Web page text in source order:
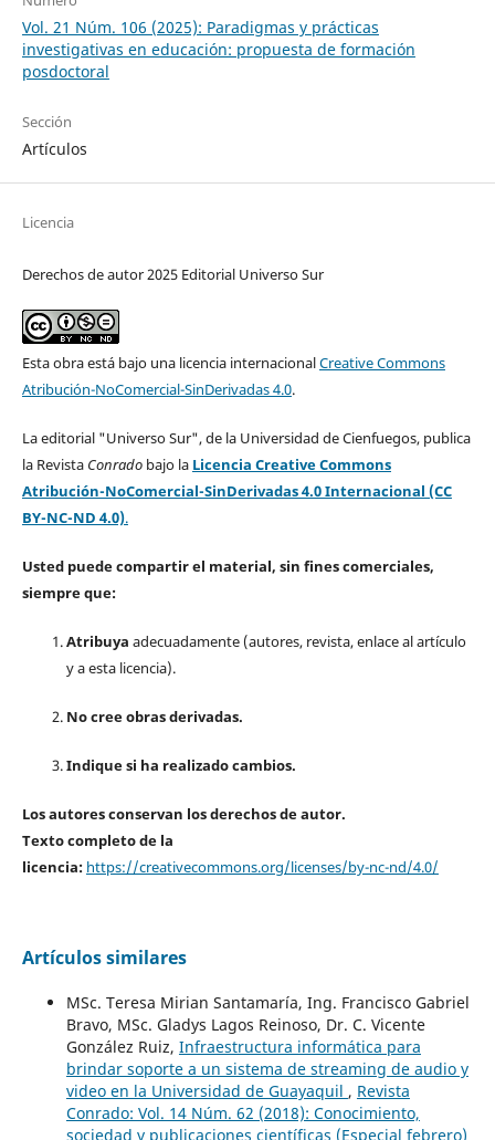
Vol. 21 Núm. 106 (2025): Paradigmas y prácticas
investigativas en educación: propuesta de formación
posdoctoral
Sección
Artículos
Licencia
Derechos de autor 2025 Editorial Universo Sur
Esta obra está bajo una licencia internacionalCreative Commons
Atribución-NoComercial-SinDerivadas 4.0.
La editorial "Universo Sur", de la Universidad de Cienfuegos, publica
la Revista Conradobajo la Licencia Creative Commons
Atribución-NoComercial-SinDerivadas 4.0 Internacional (CC
BY-NC-ND 4.0).
Usted puede compartir el material, sin fines comerciales,
siempre que:
Atribuya adecuadamente (autores, revista, enlace al artículo
y a esta licencia).
No cree obras derivadas.
Indique si ha realizado cambios.
Los autores conservan los derechos de autor.
Texto completo de la
licencia: https://creativecommons.org/licenses/by-nc-nd/4.0/
Artículos similares
MSc. Teresa Mirian Santamaría, Ing. Francisco Gabriel
Bravo, MSc. Gladys Lagos Reinoso, Dr. C. Vicente
González Ruiz, Infraestructura informática para
brindar soporte a un sistema de streaming de audio y
video en la Universidad de Guayaquil , Revista
Conrado: Vol. 14 Núm. 62 (2018): Conocimiento,
sociedad y publicaciones científicas (Especial febrero)